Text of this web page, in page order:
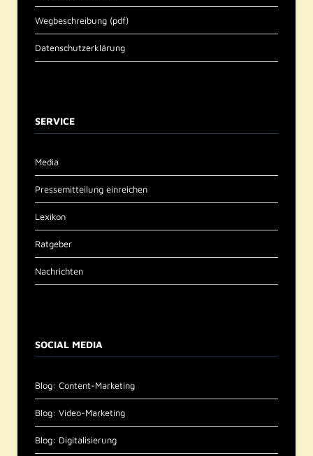
Wegbeschreibung (pdf)
Datenschutzerklärung
SERVICE
Media
Pressemitteilung einreichen
Lexikon
Ratgeber
Nachrichten
SOCIAL MEDIA
Blog: Content-Marketing
Blog: Video-Marketing
Blog: Digitalisierung